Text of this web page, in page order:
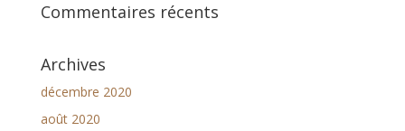
Commentaires récents
Archives
décembre 2020
août 2020